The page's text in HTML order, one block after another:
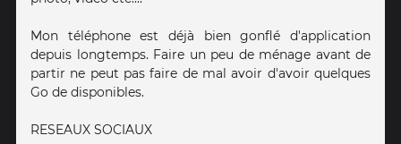
Mon téléphone est déjà bien gonflé d'application
depuis longtemps. Faire un peu de ménage avant de
partir ne peut pas faire de mal avoir d'avoir quelques
Go de disponibles.
RESEAUX SOCIAUX